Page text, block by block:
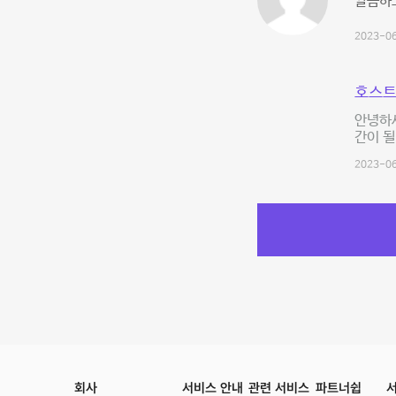
2023-
호스
안녕하
간이
2023-
회사 서비스 안내 관련 서비스 파트너쉽